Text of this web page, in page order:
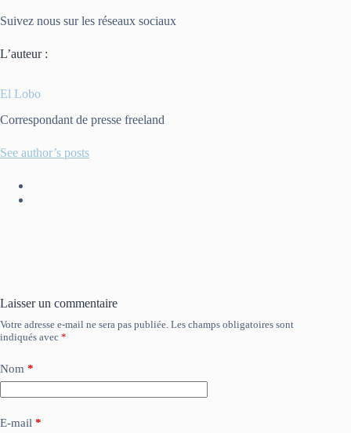
Suivez nous sur les réseaux sociaux
L’auteur :
El Lobo
Correspondant de presse freeland
See author’s posts
Laisser un commentaire
Votre adresse e-mail ne sera pas publiée. Les champs obligatoires sont
indiqués avec *
Nom *
E-mail *